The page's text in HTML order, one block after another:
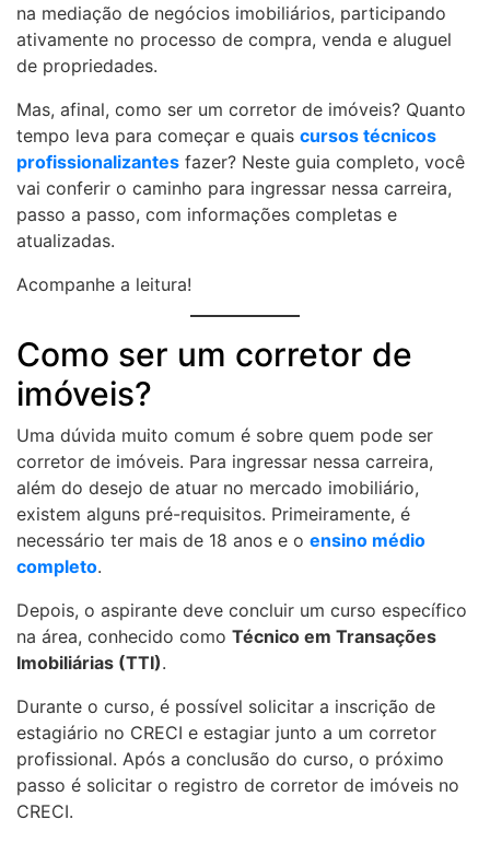
na mediação de negócios imobiliários, participando
ativamente no processo de compra, venda e aluguel
de propriedades.
Mas, afinal, como ser um corretor de imóveis? Quanto
tempo leva para começar e quais cursos técnicos
profissionalizantes fazer? Neste guia completo, você
vai conferir o caminho para ingressar nessa carreira,
passo a passo, com informações completas e
atualizadas.
Acompanhe a leitura!
Como ser um corretor de
imóveis?
Uma dúvida muito comum é sobre quem pode ser
corretor de imóveis. Para ingressar nessa carreira,
além do desejo de atuar no mercado imobiliário,
existem alguns pré-requisitos. Primeiramente, é
necessário ter mais de 18 anos e o ensino médio
completo.
Depois, o aspirante deve concluir um curso específico
na área, conhecido como Técnico em Transações
Imobiliárias (TTI).
Durante o curso, é possível solicitar a inscrição de
estagiário no CRECI e estagiar junto a um corretor
profissional. Após a conclusão do curso, o próximo
passo é solicitar o registro de corretor de imóveis no
CRECI.